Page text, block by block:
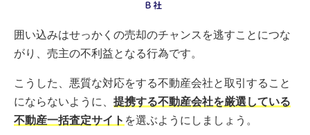
囲い込みはせっかくの売却のチャンスを逃すことにつな
がり、売主の不利益となる行為です。
こうした、悪質な対応をする不動産会社と取引すること
にならないように、 提携する不動産会社を厳選している
不動産一括査定サイト を選ぶようにしましょう。